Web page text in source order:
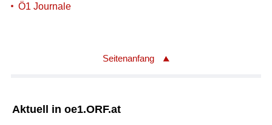
Ö1 Journale
Seitenanfang
Aktuell in oe1.ORF.at